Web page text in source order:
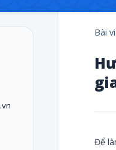
Bài
Để